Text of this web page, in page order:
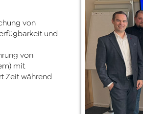
von
und
von
mit
Zeit während